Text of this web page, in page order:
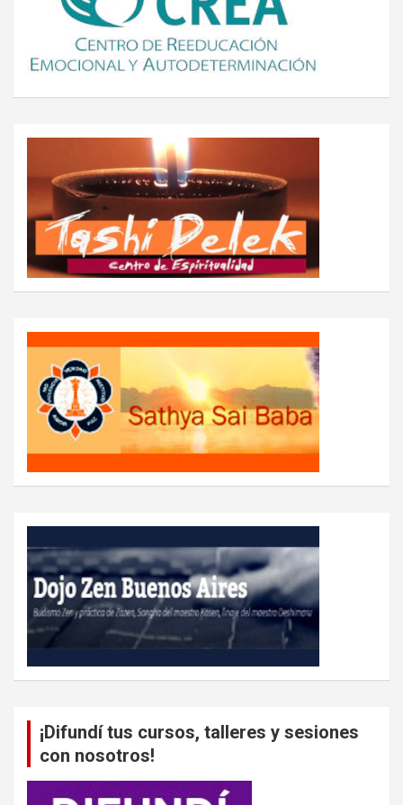
¡Difundí tus cursos, talleres y sesiones
con nosotros!